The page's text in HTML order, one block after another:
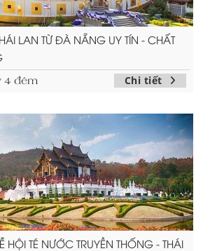
LAN TỪ ĐÀ NẴNG UY TÍN - CHẤT
4 đêm Chi tiết
HỘI TÉ NƯỚC TRUYỀN THỐNG - THÁI